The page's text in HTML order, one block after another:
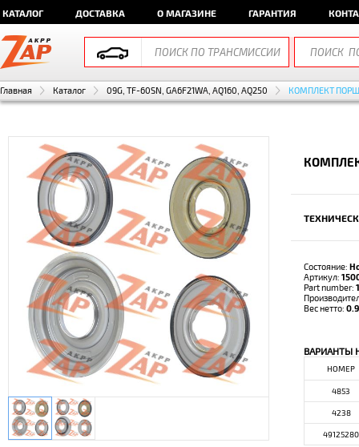
КАТАЛОГ ДОСТАВКА О МАГАЗИНЕ ГАРАНТИЯ
Главная Каталог 09G, TF-60SN, GA6F21WA, AQ160, AQ250 КОМПЛЕКТ
Состояние:
Артикул:
Part number:
Вес нетто:
ВАРИАНТЫ
НОМЕР
4853
4238
49125280